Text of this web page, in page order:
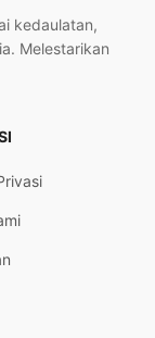
kedaulatan,
Melestarikan